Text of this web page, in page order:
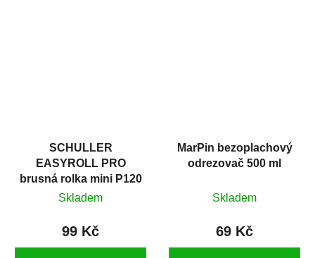
SCHULLER
EASYROLL PRO
brusná rolka mini P120
Skladem
99 Kč
MarPin bezoplachový
odrezovač 500 ml
Skladem
69 Kč